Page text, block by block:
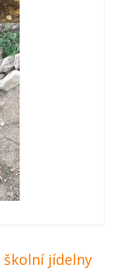
jídelny